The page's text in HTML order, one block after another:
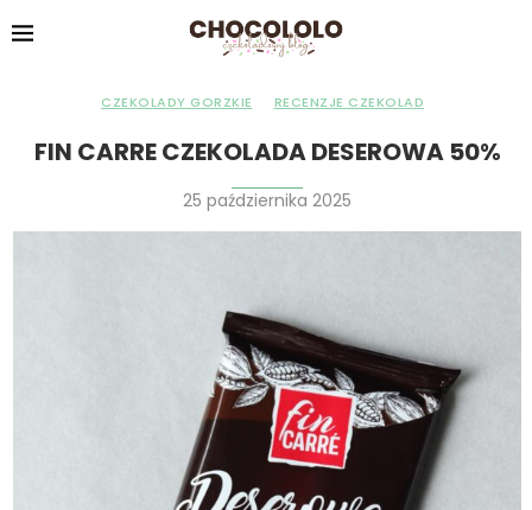
CZEKOLADY GORZKIE RECENZJE CZEKOLAD
FIN CARRE CZEKOLADA DESEROWA 50%
25 października 2025